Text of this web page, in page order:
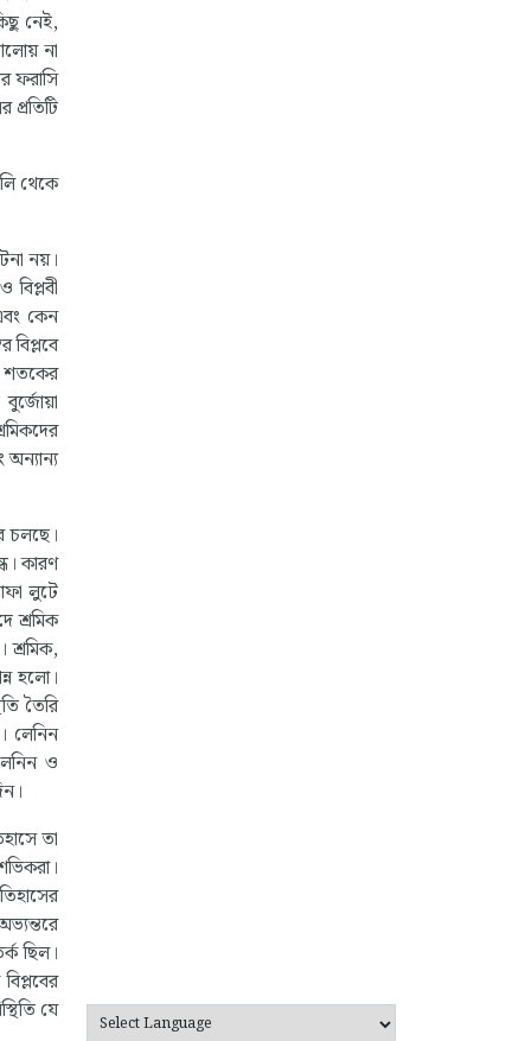
নেই,
না
ফরাসি
প্রতিটি
থেকে
নয়।
কেন
বিপ্লবে
শতকের
অন্যান্য
চলছে।
কারণ
লুটে
শ্রমিক
শ্রমিক,
হলো।
তৈরি
লেনিন
ও
তা
ছিল।
যে